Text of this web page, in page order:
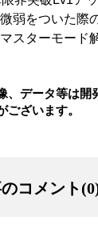
弱をついた際
スターモード
、データ等は開
ございます。
コメント